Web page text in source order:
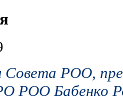
Совета РОО,
РОО Бабенко